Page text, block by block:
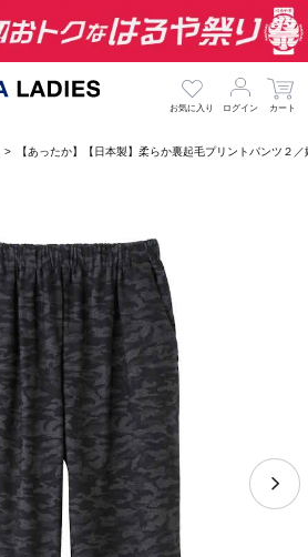
お気に入り ログイン カート
【あったか】【日本製】柔らか裏起毛プリントパンツ